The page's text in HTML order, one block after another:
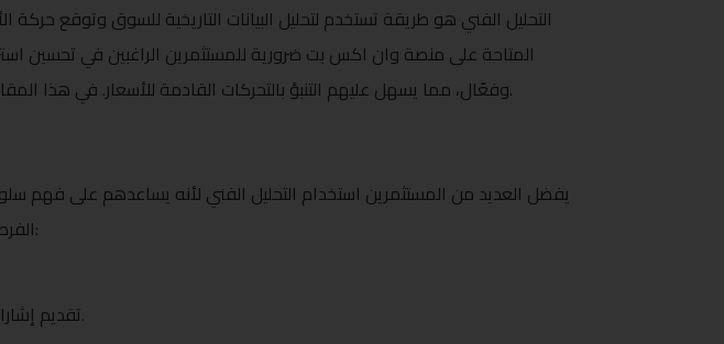
التحليل الفني هو طريقة تستخدم لتحليل البيانات التاريخية للسوق وتوقع حركة
المتاحة على منصة وان اكس بت ضرورية للمستثمرين الراغبين في تحسين
وفعّال، مما يسهل عليهم التنبؤ بالتحركات القادمة للأسعار. في هذا المقال، سنستعرض بعض الأدوات المتاحة على وان اكس بت وكيفية استخدامها في التحليل الفني.
يفضل العديد من المستثمرين استخدام التحليل الفني لأنه يساعدهم على فهم
الفرص المحتملة للدخول والخروج من الصفقات. إليك بعض الأسباب التي تجعل التحليل الفني هامًا:
تقديم إشارات البيع والشراء: يمكن للمتداولين استخدام الأدوات الفنية لتحليل نقاط الدخول والخروج.